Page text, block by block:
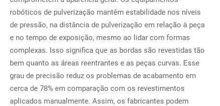
robóticos de pulverização mantêm estabilidade nos níveis
de pressão, na distância de pulverização em relação à peça
e no tempo de exposição, mesmo ao lidar com formas
complexas. Isso significa que as bordas são revestidas tão
bem quanto as áreas reentrantes e as peças curvas. Esse
grau de precisão reduz os problemas de acabamento em
cerca de 78% em comparação com os revestimentos
aplicados manualmente. Assim, os fabricantes podem